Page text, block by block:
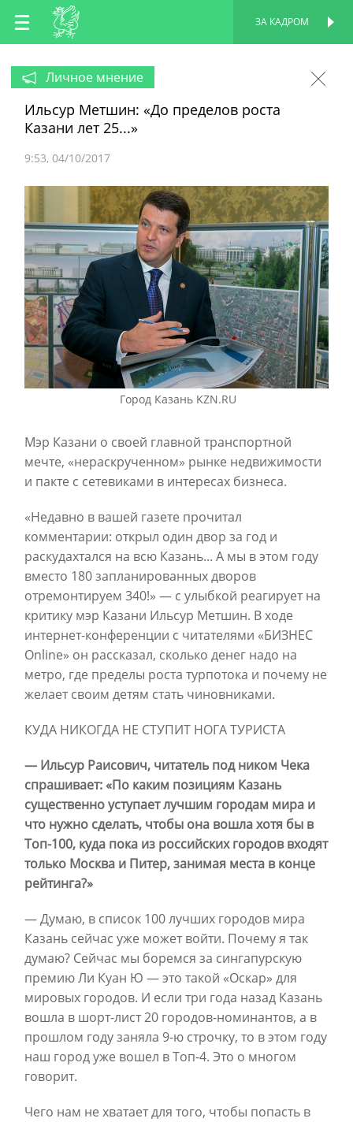
RU
EN
ЗА КАДРОМ
Личное мнение
Ильсур Метшин: «До пределов роста
Казани лет 25...»
9:53 04/10/2017
Город Казань KZN.RU
Мэр Казани о своей главной транспортной
мечте, «нераскрученном» рынке недвижимости
и пакте с сетевиками в интересах бизнеса.
«Недавно в вашей газете прочитал
комментарии: открыл один двор за год и
раскудахтался на всю Казань... А мы в этом году
вместо 180 запланированных дворов
отремонтируем 340!» — с улыбкой реагирует на
критику мэр Казани Ильсур Метшин. В ходе
интернет-конференции с читателями «БИЗНЕС
Online» он рассказал, сколько денег надо на
метро, где пределы роста турпотока и почему не
желает своим детям стать чиновниками.
КУДА НИКОГДА НЕ СТУПИТ НОГА ТУРИСТА
— Ильсур Раисович, читатель под ником Чека
спрашивает: «По каким позициям Казань
существенно уступает лучшим городам мира и
что нужно сделать, чтобы она вошла хотя бы в
Топ-100, куда пока из российских городов входят
только Москва и Питер, занимая места в конце
рейтинга?»
— Думаю, в список 100 лучших городов мира
Казань сейчас уже может войти. Почему я так
думаю? Сейчас мы боремся за сингапурскую
премию Ли Куан Ю — это такой «Оскар» для
мировых городов. И если три года назад Казань
вошла в шорт-лист 20 городов-номинантов, а в
прошлом году заняла 9-ю строчку, то в этом году
наш город уже вошел в Топ-4. Это о многом
говорит.
Чего нам не хватает для того, чтобы попасть в
ПЕРСОНАЛЬНАЯ